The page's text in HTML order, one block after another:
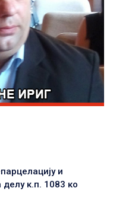
и
к.п. 1083 ко